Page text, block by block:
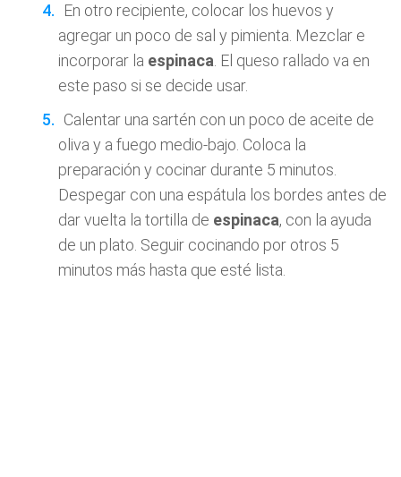
En otro recipiente, colocar los huevos y
agregar un poco de sal y pimienta. Mezclar e
incorporar la espinaca . El queso rallado va en
este paso si se decide usar.
Calentar una sartén con un poco de aceite de
oliva y a fuego medio-bajo. Coloca la
preparación y cocinar durante 5 minutos.
Despegar con una espátula los bordes antes de
dar vuelta la tortilla de espinaca, con la ayuda
de un plato. Seguir cocinando por otros 5
minutos más hasta que esté lista.